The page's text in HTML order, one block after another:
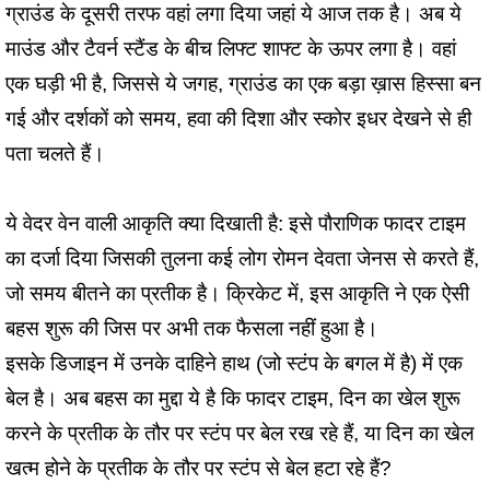
ग्राउंड के दूसरी तरफ वहां लगा दिया जहां ये आज तक है। अब ये
माउंड और टैवर्न स्टैंड के बीच लिफ्ट शाफ्ट के ऊपर लगा है। वहां
एक घड़ी भी है, जिससे ये जगह, ग्राउंड का एक बड़ा ख़ास हिस्सा बन
गई और दर्शकों को समय, हवा की दिशा और स्कोर इधर देखने से ही
पता चलते हैं।
ये वेदर वेन वाली आकृति क्या दिखाती है: इसे पौराणिक फादर टाइम
का दर्जा दिया जिसकी तुलना कई लोग रोमन देवता जेनस से करते हैं,
जो समय बीतने का प्रतीक है। क्रिकेट में, इस आकृति ने एक ऐसी
बहस शुरू की जिस पर अभी तक फैसला नहीं हुआ है।
इसके डिजाइन में उनके दाहिने हाथ (जो स्टंप के बगल में है) में एक
बेल है। अब बहस का मुद्दा ये है कि फादर टाइम, दिन का खेल शुरू
करने के प्रतीक के तौर पर स्टंप पर बेल रख रहे हैं, या दिन का खेल
खत्म होने के प्रतीक के तौर पर स्टंप से बेल हटा रहे हैं?